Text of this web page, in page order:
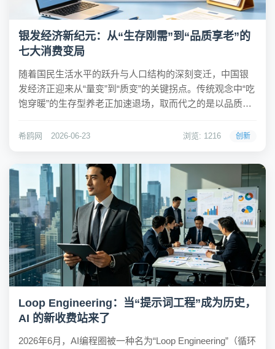
银发经济新纪元：从“生存刚需”到“品质享老”的
七大消费变局
随着国民生活水平的跃升与人口结构的深刻变迁，中国银
发经济正迎来从“量变”到“质变”的关键拐点。传统观念中“吃
饱穿暖”的生存型养老正加速退场，取而代之的是以品质
年银发经济市场规模将逼近16万亿元，新一代“新老人”群体
希鸥网 2026-06-23 浏览: 1216 创新
Loop Engineering：当“提示词工程”成为历史，
AI 的新收费站来了
2026年6月，AI编程圈被一种名为“Loop Engineering”（循环